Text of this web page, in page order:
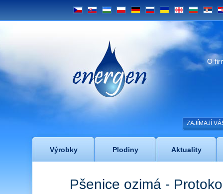
CS SK UZ PL DE RU UA GE BG SRB
Energen
O
ZAJÍMAJÍ
Výrobky Plodiny Aktuality
Pšenice ozimá -